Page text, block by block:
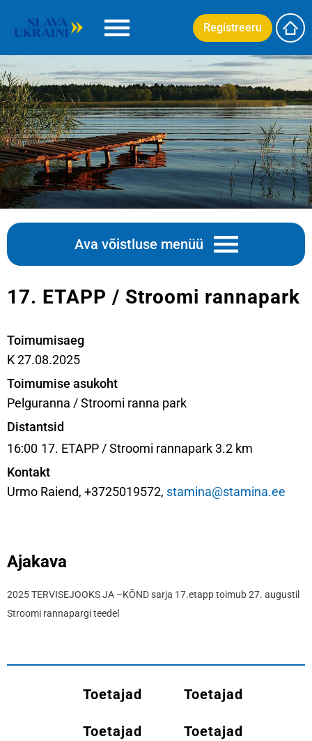
Registreeru
Ava võistluse menüü
17. ETAPP / Stroomi rannapark
Toimumisaeg
K 27.08.2025
Toimumise asukoht
Pelguranna / Stroomi ranna park
Distantsid
16:00 17. ETAPP / Stroomi rannapark 3.2 km
Kontakt
Urmo Raiend, +3725019572, stamina@stamina.ee
Ajakava
2025 TERVISEJOOKS JA –KÕND sarja 17.etapp toimub 27. augustil
Stroomi rannapargi teedel
Toetajad Toetajad
Toetajad Toetajad